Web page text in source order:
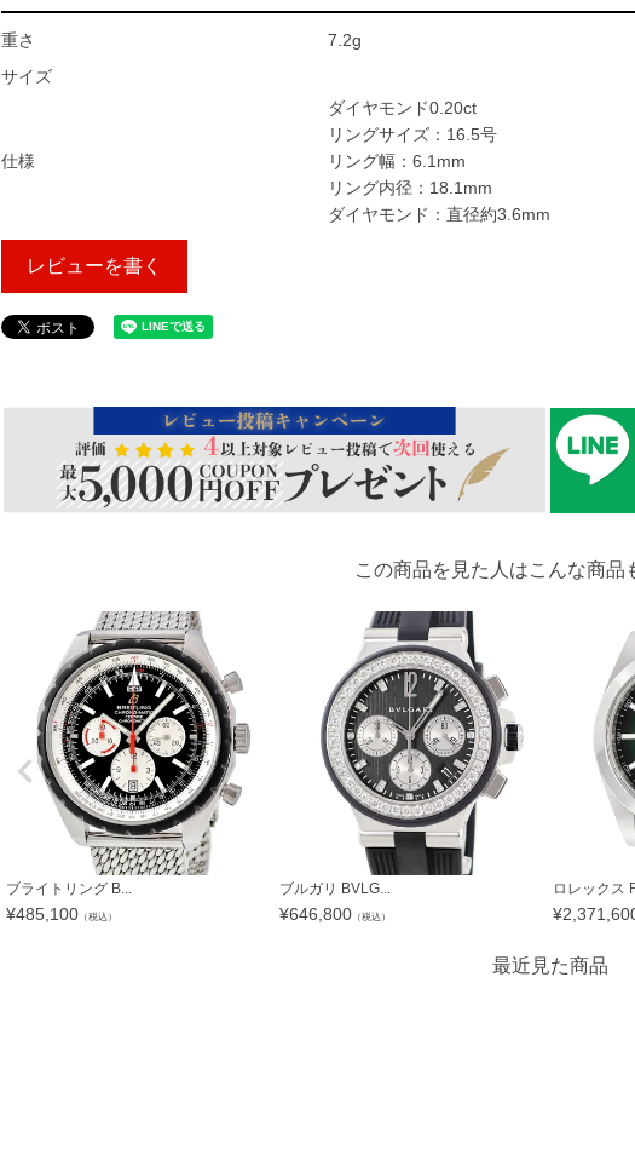
重さ
7.2g
サイズ
仕様
ダイヤモンド0.20ct
リングサイズ：16.5号
リング幅：6.1mm
リング内径：18.1mm
ダイヤモンド：直径約3.6mm
レビューを書く
この商品を見た人はこんな商品
ブライトリング B...
¥485,100 （税込）
ブルガリ BVLG...
¥646,800 （税込）
ロレックス
¥
最近見た商品